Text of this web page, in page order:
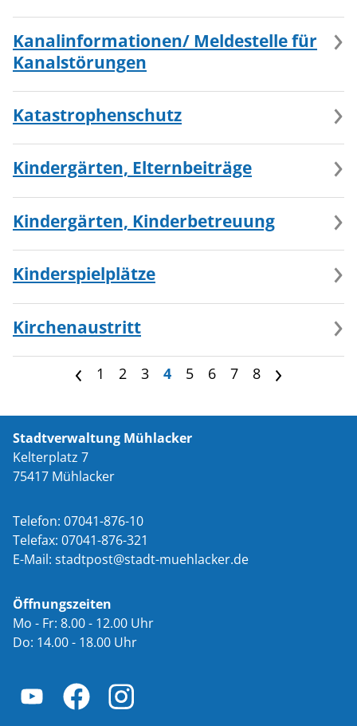
Kanalinformationen/ Meldestelle für
Kanalstörungen
Katastrophenschutz
Kindergärten, Elternbeiträge
Kindergärten, Kinderbetreuung
Kinderspielplätze
Kirchenaustritt
< 1 2 3 4 5 6 7 8 >
Stadtverwaltung Mühlacker
Kelterplatz 7
75417 Mühlacker
Telefon: 07041-876-10
Telefax: 07041-876-321
E-Mail: st dtp st st dt-m hl ck r d
Öffnungszeiten
Mo - Fr: 8.00 - 12.00 Uhr
Do: 14.00 - 18.00 Uhr